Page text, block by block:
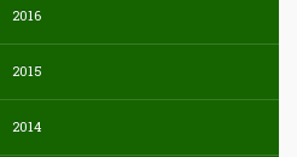
2016
2015
2014